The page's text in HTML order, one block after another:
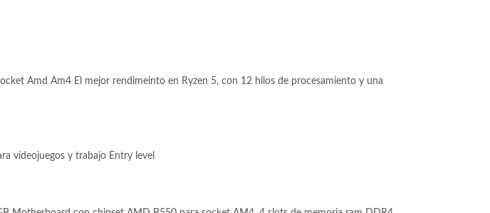
Amd Am4 El mejor rendimeinto en Ryzen 5, con 12 hilos de procesamiento y una
videojuegos y trabajo Entry level